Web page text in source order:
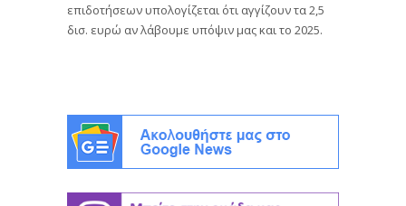
επιδοτήσεων υπολογίζεται ότι αγγίζουν τα 2,5
δισ. ευρώ αν λάβουμε υπόψιν μας και το 2025.